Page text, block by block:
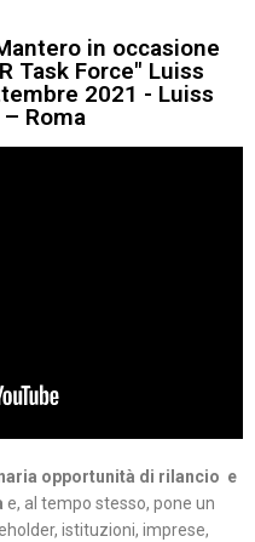
in occasione
Task Force" Luiss
2021 - Luiss
Roma
opportunità di rilancio e
e, al tempo stesso, pone un
istituzioni, imprese,